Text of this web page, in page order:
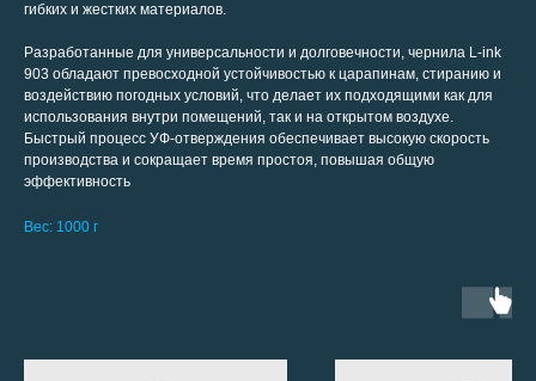
гибких и жестких материалов.
Разработанные для универсальности и долговечности, чернила L-ink
903 обладают превосходной устойчивостью к царапинам, стиранию и
воздействию погодных условий, что делает их подходящими как для
использования внутри помещений, так и на открытом воздухе.
Быстрый процесс УФ-отверждения обеспечивает высокую скорость
производства и сокращает время простоя, повышая общую
эффективность
Вес: 1000 г